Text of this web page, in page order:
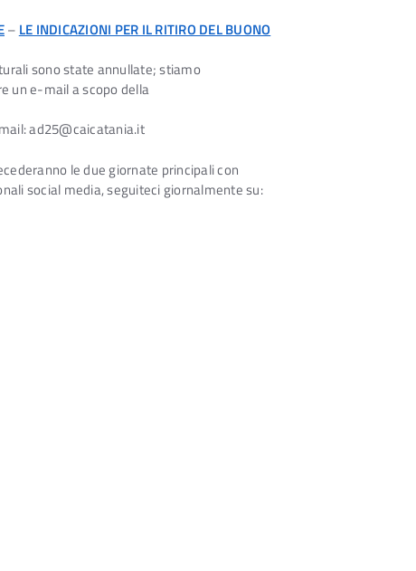
– LE INDICAZIONI PER IL RITIRO DEL BUONO
sono state annullate; stiamo
un e-mail a scopo della
ad25@caicatania.it
le due giornate principali con
social media, seguiteci giornalmente su: